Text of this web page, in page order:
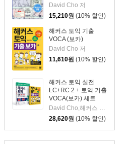
David Cho 저
15,210원 (10% 할인)
해커스 토익 기출
VOCA (보카)
David Cho 저
11,610원 (10% 할인)
해커스 토익 실전
LC+RC 2 + 토익 기출
VOCA(보카) 세트
David Cho,해커스 어학연구소 저
28,620원 (10% 할인)